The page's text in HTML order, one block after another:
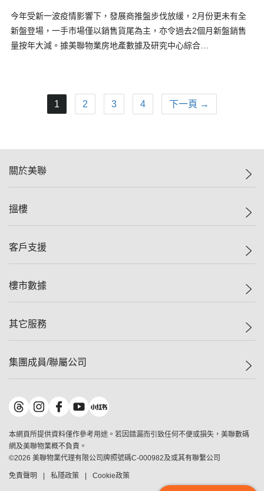
今年受新一波疫情影響下，發展商推盤步伐放緩，2月份更未有全
新盤登場，一手市場僅以銷售貨尾為主，亦令過去2個月新盤銷售
量按年大減。據美聯物業房地產數據及研究中心綜合…
1 2 3 4 下一頁 →
關於美聯
美聯集團
人才招募
搵樓
一手新盤
減價
美聯豪宅
獨家樓盤
租盤
客戶支援
自助放盤
查詢熱線
按揭計算機
負擔能力計算機
轉按計算機
繳款方式
樓市數據
樓價指數
歷史成交
屋苑成交排行榜
地區百科
其它服務
屋苑專頁
美聯精英會
美善會
地產代理管理協會
申報已遞交的購樓意向登記
集團成員/聯屬公司
美聯物業
鋑聯控股*
美聯工商舖*
美聯中國
美聯澳門
美聯金融集團
本網頁所提供資料僅作參考用途。若因錯漏而引致任何不便或損失，美聯數碼
網及美聯物業概不負責。
©2026 美聯物業代理有限公司牌照號碼C-000982及或其有聯繫公司
免責聲明 私隱政策 Cookie政策